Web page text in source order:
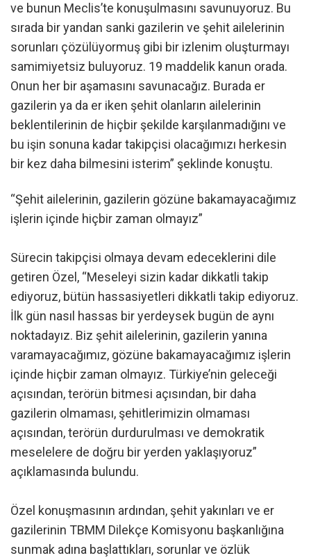
ve bunun Meclis’te konuşulmasını savunuyoruz. Bu
sırada bir yandan sanki gazilerin ve şehit ailelerinin
sorunları çözülüyormuş gibi bir izlenim oluşturmayı
samimiyetsiz buluyoruz. 19 maddelik kanun orada.
Onun her bir aşamasını savunacağız. Burada er
gazilerin ya da er iken şehit olanların ailelerinin
beklentilerinin de hiçbir şekilde karşılanmadığını ve
bu işin sonuna kadar takipçisi olacağımızı herkesin
bir kez daha bilmesini isterim” şeklinde konuştu.
“Şehit ailelerinin, gazilerin gözüne bakamayacağımız
işlerin içinde hiçbir zaman olmayız”
Sürecin takipçisi olmaya devam edeceklerini dile
getiren Özel, “Meseleyi sizin kadar dikkatli takip
ediyoruz, bütün hassasiyetleri dikkatli takip ediyoruz.
İlk gün nasıl hassas bir yerdeysek bugün de aynı
noktadayız. Biz şehit ailelerinin, gazilerin yanına
varamayacağımız, gözüne bakamayacağımız işlerin
içinde hiçbir zaman olmayız. Türkiye’nin geleceği
açısından, terörün bitmesi açısından, bir daha
gazilerin olmaması, şehitlerimizin olmaması
açısından, terörün durdurulması ve demokratik
meselelere de doğru bir yerden yaklaşıyoruz”
açıklamasında bulundu.
Özel konuşmasının ardından, şehit yakınları ve er
gazilerinin TBMM Dilekçe Komisyonu başkanlığına
sunmak adına başlattıkları, sorunlar ve özlük